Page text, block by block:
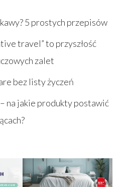
5 prostych przepisów
travel” to przyszłość
zalet
bez listy życzeń
na jakie produkty postawić